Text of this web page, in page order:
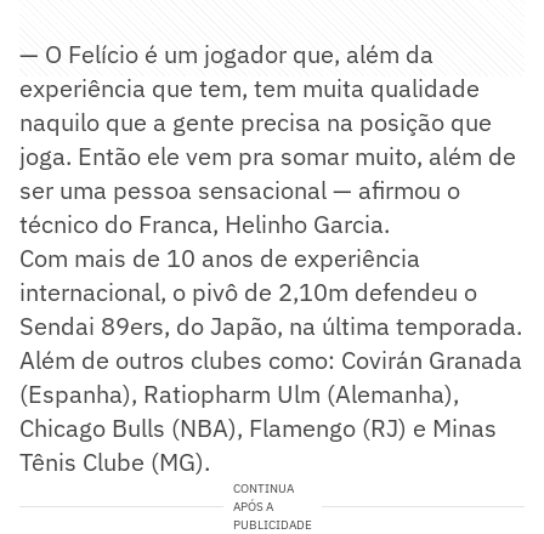
— O Felício é um jogador que, além da
experiência que tem, tem muita qualidade
naquilo que a gente precisa na posição que
joga. Então ele vem pra somar muito, além de
ser uma pessoa sensacional — afirmou o
técnico do Franca, Helinho Garcia.
Com mais de 10 anos de experiência
internacional, o pivô de 2,10m defendeu o
Sendai 89ers, do Japão, na última temporada.
Além de outros clubes como: Covirán Granada
(Espanha), Ratiopharm Ulm (Alemanha),
Chicago Bulls (NBA), Flamengo (RJ) e Minas
Tênis Clube (MG).
CONTINUA
APÓS A
PUBLICIDADE